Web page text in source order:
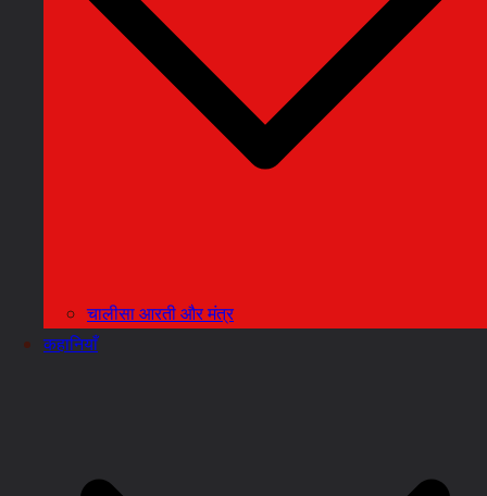
चालीसा आरती और मंत्र
कहानियाँ